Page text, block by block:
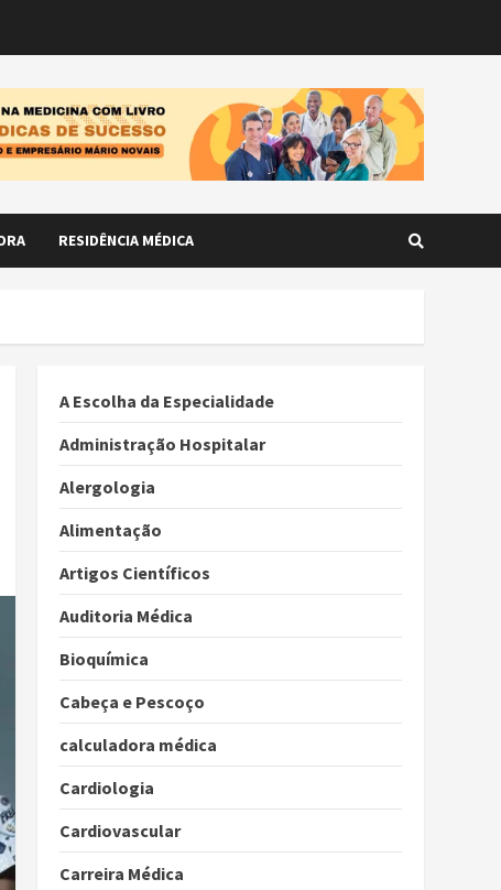
RESIDÊNCIA MÉDICA
A Escolha da Especialidade
Administração Hospitalar
Alergologia
Alimentação
Artigos Científicos
Auditoria Médica
Bioquímica
Cabeça e Pescoço
calculadora médica
Cardiologia
Cardiovascular
Carreira Médica